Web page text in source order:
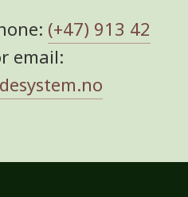
(+47) 913 42
email: